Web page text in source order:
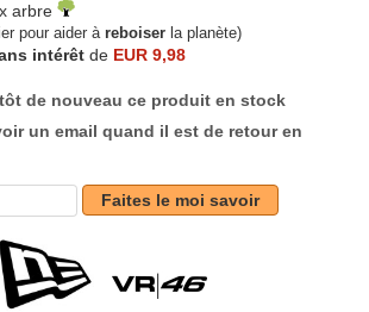
arbre
pour aider à reboiser la planète)
intérêt de EUR 9,98
de nouveau ce produit en stock
un email quand il est de retour en
Faites le moi savoir